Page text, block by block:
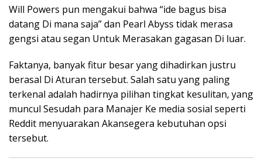
Will Powers pun mengakui bahwa “ide bagus bisa
datang Di mana saja” dan Pearl Abyss tidak merasa
gengsi atau segan Untuk Merasakan gagasan Di luar.
Faktanya, banyak fitur besar yang dihadirkan justru
berasal Di Aturan tersebut. Salah satu yang paling
terkenal adalah hadirnya pilihan tingkat kesulitan, yang
muncul Sesudah para Manajer Ke media sosial seperti
Reddit menyuarakan Akansegera kebutuhan opsi
tersebut.